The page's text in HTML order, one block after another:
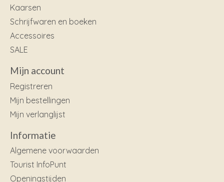
Kaarsen
Schrijfwaren en boeken
Accessoires
SALE
Mijn account
Registreren
Mijn bestellingen
Mijn verlanglijst
Informatie
Algemene voorwaarden
Tourist InfoPunt
Openingstijden